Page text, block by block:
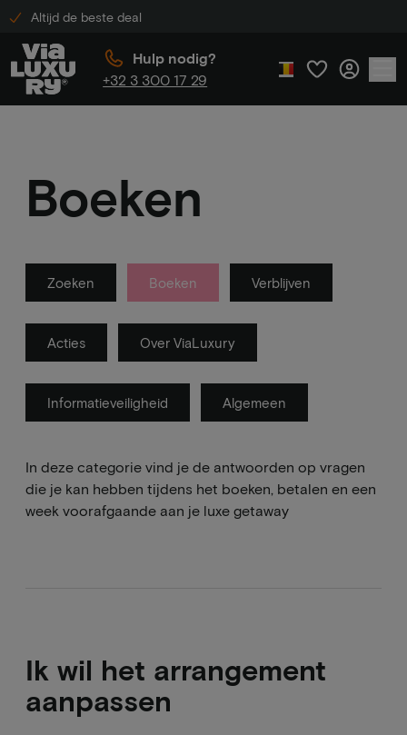
Altijd de beste deal
Hulp nodig?
+32 3 300 17 29
Boeken
Zoeken Boeken Verblijven
Acties Over ViaLuxury
Informatieveiligheid Algemeen
In deze categorie vind je de antwoorden op vragen
die je kan hebben tijdens het boeken, betalen en een
week voorafgaande aan je luxe getaway
Ik wil het arrangement
aanpassen